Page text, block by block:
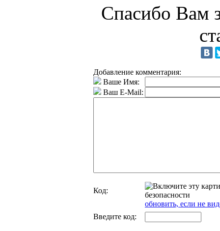
Спасибо Вам
Добавление комментария:
Ваше Имя:
Ваш E-Mail:
Код:
обновить, если не
Введите код: